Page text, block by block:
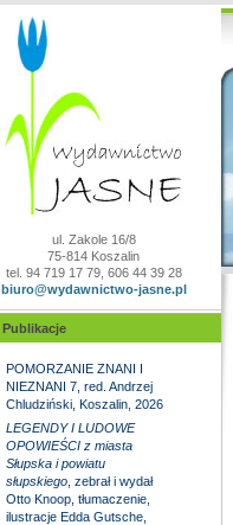
ul. Zakole 16/8
75-814 Koszalin
tel. 94 719 17 79, 606 44 39 28
biuro@wydawnictwo-jasne.pl
Publikacje
POMORZANIE ZNANI I
NIEZNANI 7, red. Andrzej
Chludziński, Koszalin, 2026
LEGENDY I LUDOWE
OPOWIEŚCI z miasta
Słupska i powiatu
słupskiego, zebrał i wydał
Otto Knoop, tłumaczenie,
ilustracje Edda Gutsche,